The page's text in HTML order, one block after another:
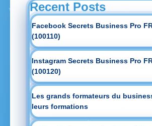
Recent Posts
Facebook Secrets Business Pro
(100110)
Instagram Secrets Business Pro
(100120)
Les grands formateurs du
leurs formations